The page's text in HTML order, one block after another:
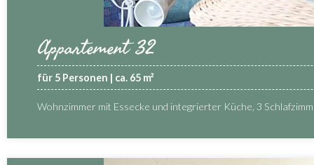
Appartement 32
für 5 Personen | ca. 65 m²
Wohnzimmer mit Essecke und integrierter Küche, 3